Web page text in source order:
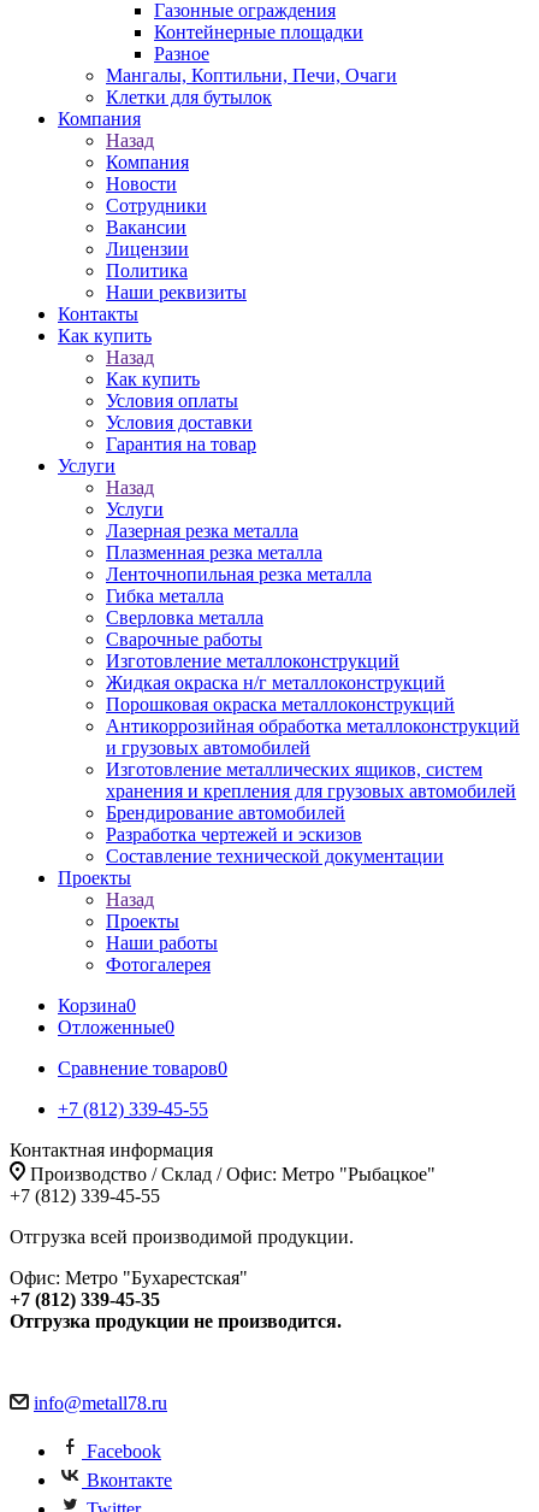
Газонные ограждения
Контейнерные площадки
Разное
Мангалы, Коптильни, Печи, Очаги
Клетки для бутылок
Компания
Назад
Компания
Новости
Сотрудники
Вакансии
Лицензии
Политика
Наши реквизиты
Контакты
Как купить
Назад
Как купить
Условия оплаты
Условия доставки
Гарантия на товар
Услуги
Назад
Услуги
Лазерная резка металла
Плазменная резка металла
Ленточнопильная резка металла
Гибка металла
Сверловка металла
Сварочные работы
Изготовление металлоконструкций
Жидкая окраска н/г металлоконструкций
Порошковая окраска металлоконструкций
Антикоррозийная обработка металлоконструкций
и грузовых автомобилей
Изготовление металлических ящиков, систем
хранения и крепления для грузовых автомобилей
Брендирование автомобилей
Разработка чертежей и эскизов
Составление технической документации
Проекты
Назад
Проекты
Наши работы
Фотогалерея
Корзина0
Отложенные0
Сравнение товаров0
+7 (812) 339-45-55
Контактная информация
Производство / Склад / Офис: Метро "Рыбацкое"
+7 (812) 339-45-55
Отгрузка всей производимой продукции.
Офис: Метро "Бухарестская"
+7 (812) 339-45-35
Отгрузка продукции не производится.
info@metall78.ru
Facebook
Вконтакте